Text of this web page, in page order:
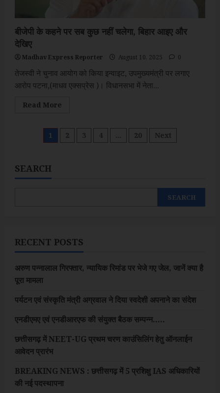
बीजेपी के कहने पर सब कुछ नहीं चलेगा, बिहार आइए और
देखिए
Madhav Express Reporter August 10, 2025 0
तेजस्वी ने चुनाव आयोग को किया इन्वाइट, उपमुख्यमंत्री पर लगाए
आरोप पटना,(माधव एक्सप्रेस )। विधानसभा में नेता...
Read More
के
कहने
पर
Posts
1 2 3 4 … 20 Next
SEARCH
SEARCH
RECENT POSTS
अरुण पन्नालाल गिरफ्तार, न्यायिक रिमांड पर भेजे गए जेल, जानें क्या है
पूरा मामला
पर्यटन एवं संस्कृति मंत्री अग्रवाल ने दिया स्वदेशी अपनाने का संदेश
एनडीएमए एवं एनडीआरएफ की संयुक्त बैठक सम्पन्न…..
छत्तीसगढ़ में NEET-UG प्रथम चरण काउंसिलिंग हेतु ऑनलाईन
आवेदन प्रारंभ
BREAKING NEWS : छत्तीसगढ़ में 5 प्रशिक्षु IAS अधिकारियों
की नई पदस्थापना